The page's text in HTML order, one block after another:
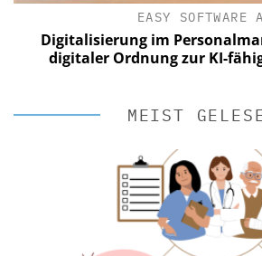
EASY SOFTWARE
Digitalisierung im
digitaler Ordnung zur KI-
MEIST